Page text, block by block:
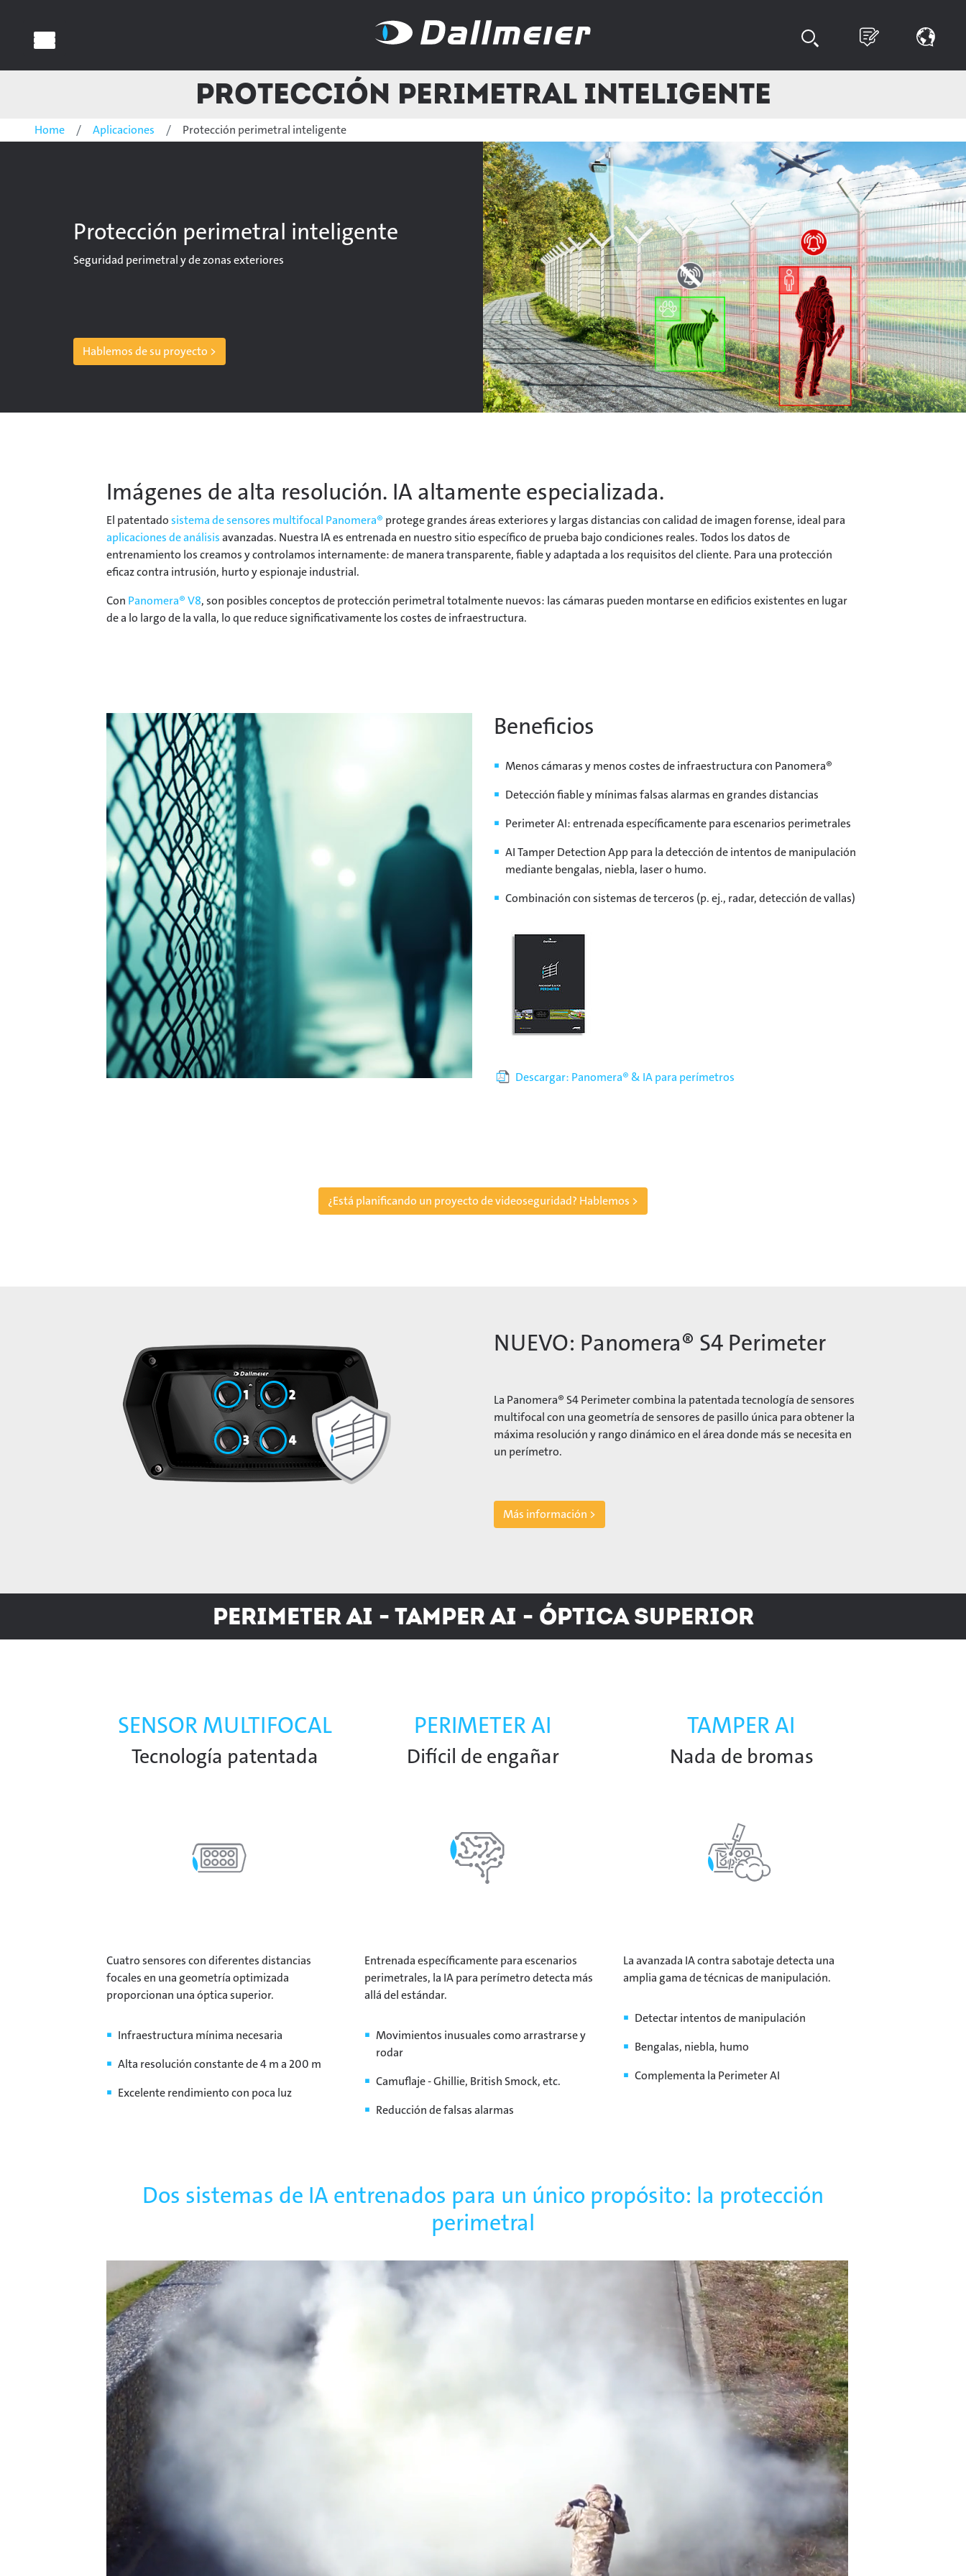
Protección perimetral inteligente
Home Aplicaciones Protección perimetral inteligente
Protección perimetral inteligente
Seguridad perimetral y de zonas exteriores
Hablemos de su proyecto >
Imágenes de alta resolución. IA altamente especializada.
El patentadosistema de sensores multifocal Panomera® protege grandes áreas exteriores y largas distancias con calidad de imagen forense, ideal para
aplicaciones de análisisavanzadas. Nuestra IA es entrenada en nuestro sitio específico de prueba bajo condiciones reales. Todos los datos de
entrenamiento los creamos y controlamos internamente: de manera transparente, fiable y adaptada a los requisitos del cliente. Para una protección
eficaz contra intrusión, hurto y espionaje industrial.
Con Panomera® V8, son posibles conceptos de protección perimetral totalmente nuevos: las cámaras pueden montarse en edificios existentes en lugar
de a lo largo de la valla, lo que reduce significativamente los costes de infraestructura.
Beneficios
Menos cámaras y menos costes de infraestructura con Panomera®
Detección fiable y mínimas falsas alarmas en grandes distancias
Perimeter AI: entrenada específicamente para escenarios perimetrales
AI Tamper Detection App para la detección de intentos de manipulación
mediante bengalas, niebla, laser o humo.
Combinación con sistemas de terceros (p. ej., radar, detección de vallas)
Descargar: Panomera® & IA para perímetros
¿Está planificando un proyecto de videoseguridad? Hablemos >
NUEVO: Panomera® S4 Perimeter
La Panomera® S4 Perimeter combina la patentada tecnología de sensores
multifocal con una geometría de sensores de pasillo única para obtener la
máxima resolución y rango dinámico en el área donde más se necesita en
un perímetro.
Más información >
Perimeter AI - Tamper AI - Óptica superior
SENSOR MULTIFOCAL
Tecnología patentada
Cuatro sensores con diferentes distancias
focales en una geometría optimizada
proporcionan una óptica superior.
Infraestructura mínima necesaria
Alta resolución constante de 4 m a 200 m
Excelente rendimiento con poca luz
PERIMETER AI
Difícil de engañar
Entrenada específicamente para escenarios
perimetrales, la IA para perímetro detecta más
allá del estándar.
Movimientos inusuales como arrastrarse y
rodar
Camuflaje - Ghillie, British Smock, etc.
Reducción de falsas alarmas
TAMPER AI
Nada de bromas
La avanzada IA contra sabotaje detecta una
amplia gama de técnicas de manipulación.
Detectar intentos de manipulación
Bengalas, niebla, humo
Complementa la Perimeter AI
Dos sistemas de IA entrenados para un único propósito: la protección
perimetral